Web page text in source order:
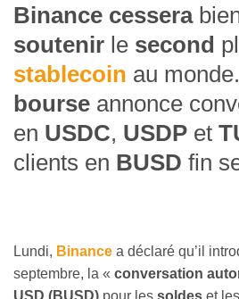
Binance cessera
soutenir le second
stablecoin au
bourse annonce
en USDC, USDP et
clients en BUSD fin
Lundi, Binance a déclaré qu’il
septembre, la « conversation